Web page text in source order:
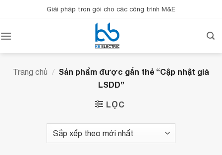
qua
dung
Giải pháp trọn gói cho các công trình M&E
Trang chủ / Sản phẩm được gắn thẻ “Cập nhật giá
LSDD”
LỌC